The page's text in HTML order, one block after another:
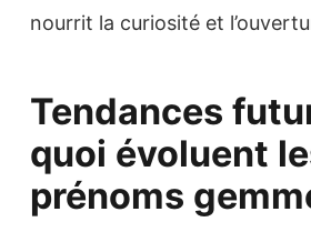
nourrit la curiosité et
Tendances
quoi évoluent
prénoms